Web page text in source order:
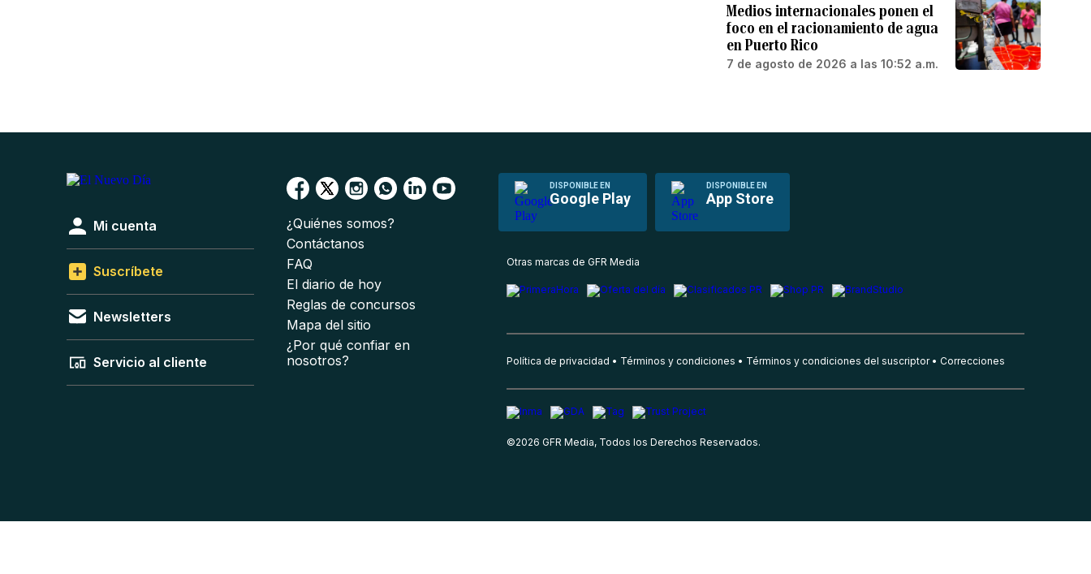
Medios internacionales ponen el
foco en el racionamiento de agua
en Puerto Rico
7 de agosto de 2026 a las 10:52 a.m.
DISPONIBLE EN
Google Play
DISPONIBLE EN
App Store
Mi cuenta
Suscríbete
Newsletters
Servicio al cliente
¿Quiénes somos?
Contáctanos
FAQ
El diario de hoy
Reglas de concursos
Mapa del sitio
¿Por qué confiar en
nosotros?
Otras marcas de GFR Media
Política de privacidad Términos y condiciones Términos y condiciones del suscriptor Correcciones
©2026 GFR Media, Todos los Derechos Reservados.